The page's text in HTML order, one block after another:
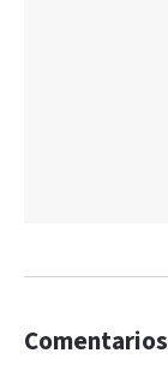
Comentarios